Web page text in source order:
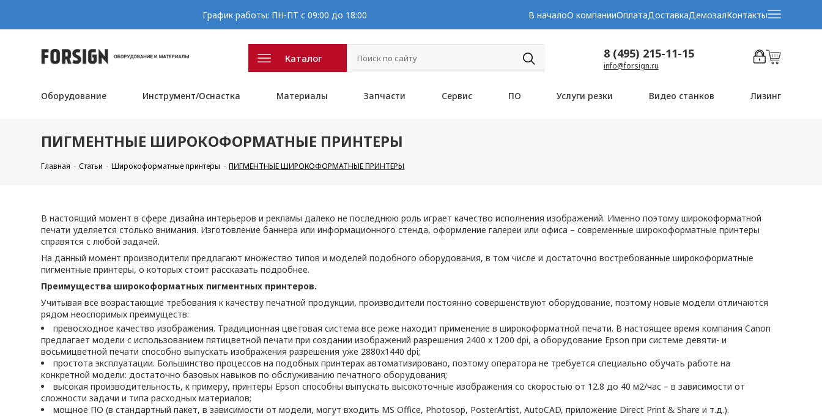
График работы: ПН-ПТ с 09:00 до 18:00 В началоО компанииОплатаДоставкаДемозалКонтакты
Каталог 8 (495) 215-11-15
info@forsign.ru
Оборудование Инструмент/Оснастка Материалы Запчасти Сервис ПО Услуги резки Видео станков Лизинг
ПИГМЕНТНЫЕ ШИРОКОФОРМАТНЫЕ ПРИНТЕРЫ
Главная Статьи Широкоформатные принтеры ПИГМЕНТНЫЕ ШИРОКОФОРМАТНЫЕ ПРИНТЕРЫ
В настоящий момент в сфере дизайна интерьеров и рекламы далеко не последнюю роль играет качество исполнения изображений. Именно поэтому широкоформатной
печати уделяется столько внимания. Изготовление баннера или информационного стенда, оформление галереи или офиса – современные широкоформатные принтеры
справятся с любой задачей.
На данный момент производители предлагают множество типов и моделей подобного оборудования, в том числе и достаточно востребованные широкоформатные
пигментные принтеры, о которых стоит рассказать подробнее.
Преимущества широкоформатных пигментных принтеров.
Учитывая все возрастающие требования к качеству печатной продукции, производители постоянно совершенствуют оборудование, поэтому новые модели отличаются
рядом неоспоримых преимуществ:
превосходное качество изображения. Традиционная цветовая система все реже находит применение в широкоформатной печати. В настоящее время компания Canon
предлагает модели с использованием пятицветной печати при создании изображений разрешения 2400 х 1200 dpi, а оборудование Epson при системе девяти- и
восьмицветной печати способно выпускать изображения разрешения уже 2880x1440 dpi;
простота эксплуатации. Большинство процессов на подобных принтерах автоматизировано, поэтому оператора не требуется специально обучать работе на
конкретной модели: достаточно базовых навыков по обслуживанию печатного оборудования;
высокая производительность, к примеру, принтеры Epson способны выпускать высокоточные изображения со скоростью от 12.8 до 40 м2/час – в зависимости от
сложности задачи и типа расходных материалов;
мощное ПО (в стандартный пакет, в зависимости от модели, могут входить MS Office, Photosop, PosterArtist, AutoCAD, приложение Direct Print & Share и т.д.).